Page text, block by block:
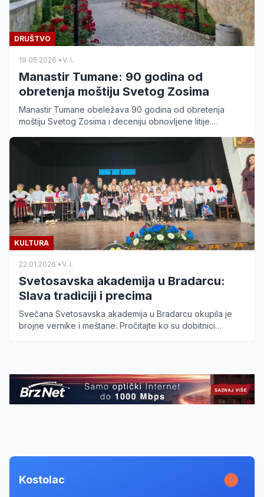
DRUŠTVO
19.05.2026.•V. I.
Manastir Tumane: 90 godina od
obretenja moštiju Svetog Zosima
Manastir Tumane obeležava 90 godina od obretenja
moštiju Svetog Zosima i deceniju obnovljene litije.
KULTURA
22.01.2026.•V. I.
Svetosavska akademija u Bradarcu:
Slava tradiciji i precima
Svečana Svetosavska akademija u Bradarcu okupila je
brojne vernike i meštane. Pročitajte ko su dobitnici
Kostolac